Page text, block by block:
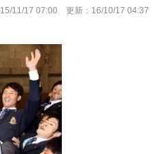
15/11/17 07:00 更新： 16/10/17 04:37